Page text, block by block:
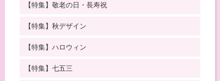
【特集】敬老の日・長寿祝
【特集】秋デザイン
【特集】ハロウィン
【特集】七五三